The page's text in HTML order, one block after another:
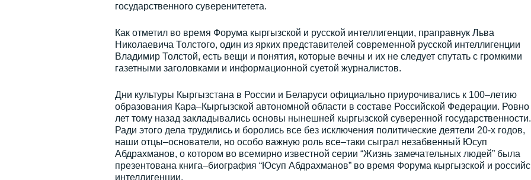
государственного суверенитетета.
Как отметил во время Форума кыргызской и русской интеллигенции, праправнук Льва
Николаевича Толстого, один из ярких представителей современной русской интеллигенции
Владимир Толстой, есть вещи и понятия, которые вечны и их не следует спутать с громкими
газетными заголовками и информационной суетой журналистов.
Дни культуры Кыргызстана в России и Беларуси официально приурочивались к 100–летию
образования Кара–Кыргызской автономной области в составе Российской Федерации. Ровно
лет тому назад закладывались основы нынешней кыргызской суверенной государственности.
Ради этого дела трудились и боролись все без исключения политические деятели 20-х годов,
наши отцы–основатели, но особо важную роль все–таки сыграл незабвенный Юсуп
Абдрахманов, о котором во всемирно известной серии “Жизнь замечательных людей” была
презентована книга–биография “Юсуп Абдрахманов” во время Форума кыргызской и
интеллигенции.